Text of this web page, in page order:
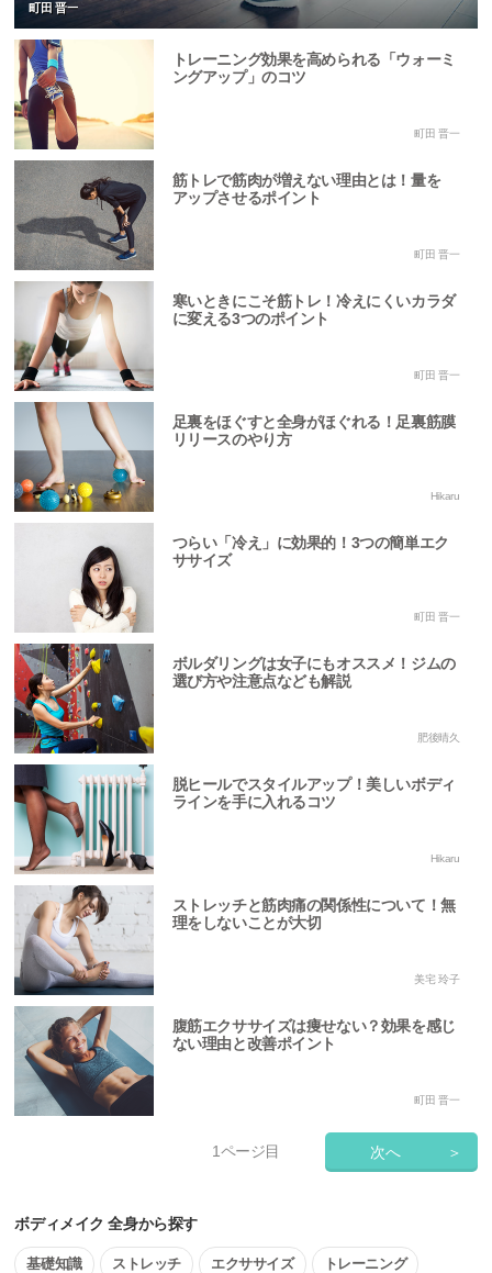
町田 晋一
トレーニング効果を高められる「ウォーミ
ングアップ」のコツ
町田 晋一
筋トレで筋肉が増えない理由とは！量を
アップさせるポイント
町田 晋一
寒いときにこそ筋トレ！冷えにくいカラダ
に変える3つのポイント
町田 晋一
足裏をほぐすと全身がほぐれる！足裏筋膜
リリースのやり方
Hikaru
つらい「冷え」に効果的！3つの簡単エク
ササイズ
町田 晋一
ボルダリングは女子にもオススメ！ジムの
選び方や注意点なども解説
肥後晴久
脱ヒールでスタイルアップ！美しいボディ
ラインを手に入れるコツ
Hikaru
ストレッチと筋肉痛の関係性について！無
理をしないことが大切
美宅 玲子
腹筋エクササイズは痩せない？効果を感じ
ない理由と改善ポイント
町田 晋一
1ページ目 次へ ＞
ボディメイク 全身から探す
基礎知識 ストレッチ エクササイズ トレーニング